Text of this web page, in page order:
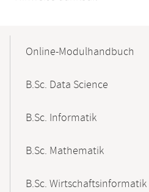
NavigationOnline-Modulhandbuch
B.Sc. Data Science
B.Sc. Informatik
B.Sc. Mathematik
B.Sc. Wirtschaftsinformatik